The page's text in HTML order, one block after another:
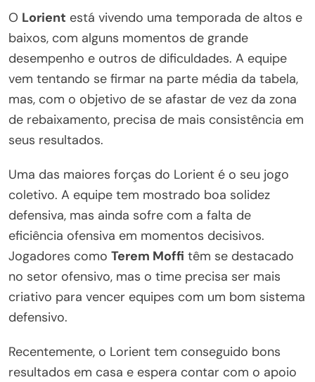
O Lorient está vivendo uma temporada de altos e
baixos, com alguns momentos de grande
desempenho e outros de dificuldades. A equipe
vem tentando se firmar na parte média da tabela,
mas, com o objetivo de se afastar de vez da zona
de rebaixamento, precisa de mais consistência em
seus resultados.
Uma das maiores forças do Lorient é o seu jogo
coletivo. A equipe tem mostrado boa solidez
defensiva, mas ainda sofre com a falta de
eficiência ofensiva em momentos decisivos.
Jogadores como Terem Moffi têm se destacado
no setor ofensivo, mas o time precisa ser mais
criativo para vencer equipes com um bom sistema
defensivo.
Recentemente, o Lorient tem conseguido bons
resultados em casa e espera contar com o apoio